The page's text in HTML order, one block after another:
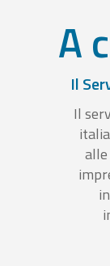
A
Il
Il
alle